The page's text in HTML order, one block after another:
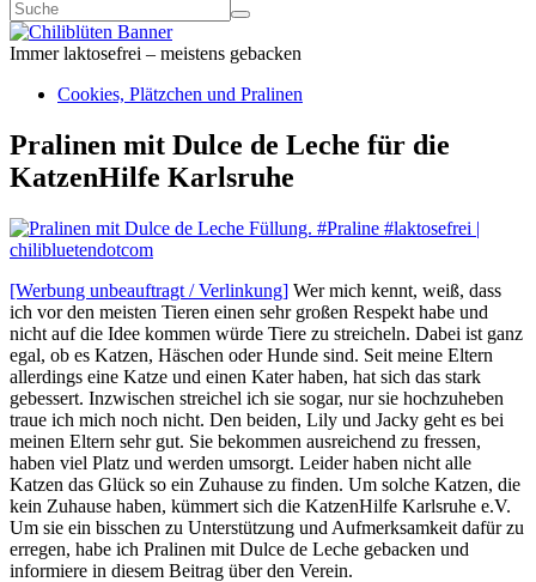
Immer laktosefrei – meistens gebacken
Cookies, Plätzchen und Pralinen
Pralinen mit Dulce de Leche für die
KatzenHilfe Karlsruhe
[Werbung unbeauftragt / Verlinkung] Wer mich kennt, weiß, dass
ich vor den meisten Tieren einen sehr großen Respekt habe und
nicht auf die Idee kommen würde Tiere zu streicheln. Dabei ist ganz
egal, ob es Katzen, Häschen oder Hunde sind. Seit meine Eltern
allerdings eine Katze und einen Kater haben, hat sich das stark
gebessert. Inzwischen streichel ich sie sogar, nur sie hochzuheben
traue ich mich noch nicht. Den beiden, Lily und Jacky geht es bei
meinen Eltern sehr gut. Sie bekommen ausreichend zu fressen,
haben viel Platz und werden umsorgt. Leider haben nicht alle
Katzen das Glück so ein Zuhause zu finden. Um solche Katzen, die
kein Zuhause haben, kümmert sich die KatzenHilfe Karlsruhe e.V.
Um sie ein bisschen zu Unterstützung und Aufmerksamkeit dafür zu
erregen, habe ich Pralinen mit Dulce de Leche gebacken und
informiere in diesem Beitrag über den Verein.